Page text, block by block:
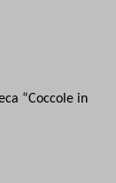
“Coccole in